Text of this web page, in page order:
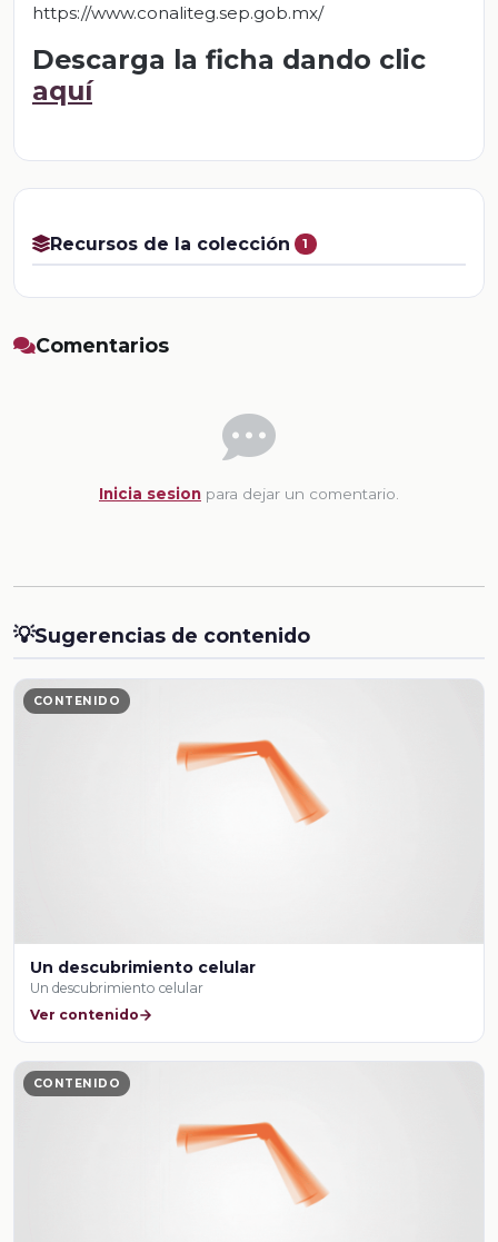
https://www.conaliteg.sep.gob.mx/
Descarga la ficha dando clic
aquí
Recursos de la colección 1
Comentarios
Inicia sesion para dejar un comentario.
💡Sugerencias de contenido
CONTENIDO
Un descubrimiento celular
Un descubrimiento celular
Ver contenido
CONTENIDO